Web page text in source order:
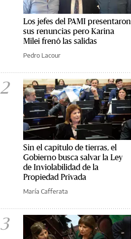
Los jefes del PAMI presentaron
sus renuncias pero Karina
Milei frenó las salidas
Pedro Lacour
2
Sin el capítulo de tierras, el
Gobierno busca salvar la Ley
de Inviolabilidad de la
Propiedad Privada
María Cafferata
3